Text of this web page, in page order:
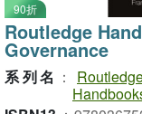
90折
Routledge
Governance
系列名 ：